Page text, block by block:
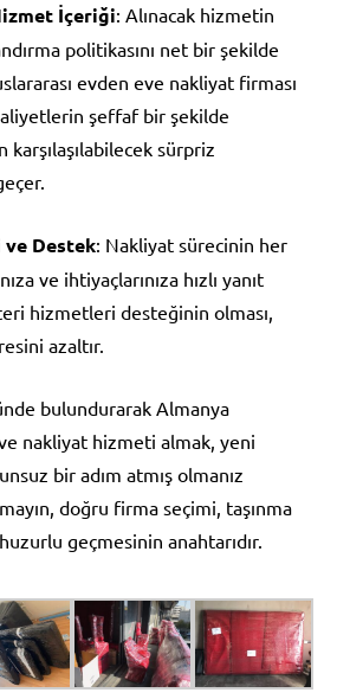
İçeriği: Alınacak hizmetin
politikasını net bir şekilde
evden eve nakliyat firması
şeffaf bir şekilde
karşılaşılabilecek sürpriz
Destek: Nakliyat sürecinin her
ve ihtiyaçlarınıza hızlı yanıt
hizmetleri desteğinin olması,
azaltır.
bulundurarak Almanya
nakliyat hizmeti almak, yeni
bir adım atmış olmanız
doğru firma seçimi, taşınma
geçmesinin anahtarıdır.